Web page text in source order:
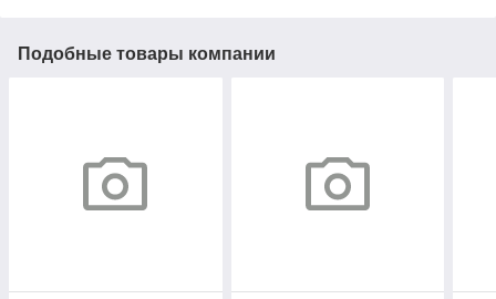
Подобные товары компании